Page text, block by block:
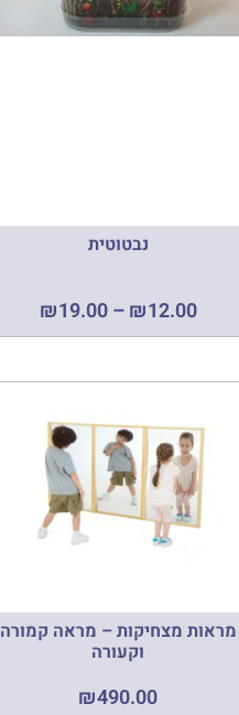
נבטוטית
₪12.00
–
₪19.00
מראות מצחיקות – מראה קמורה
וקעורה
₪490.00